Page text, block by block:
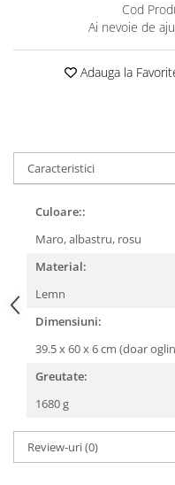
Cod
Ai nevoie de
Adauga la
Caracteristici
Culoare::
Maro, albastru, rosu
Material:
Lemn
Dimensiuni:
39.5 x 60 x 6 cm (doar
Greutate:
1680 g
Review-uri(0)